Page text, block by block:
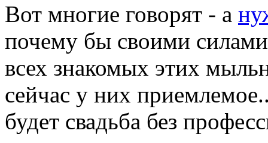
Вот многие говорят - а
почему бы своими силами
всех знакомых этих
сейчас у них
будет свадьба без